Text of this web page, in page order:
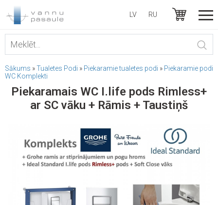
LV RU
Sākums »Tualetes Podi » Piekaramie tualetes podi » Piekaramie podi
WC Komplekti
Piekaramais WC I.life pods Rimless+
ar SC vāku + Rāmis + Taustiņš